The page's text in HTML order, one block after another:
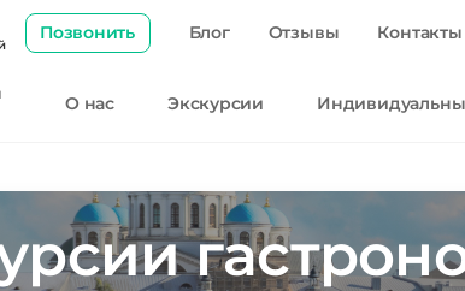
Позвонить Блог Отзывы Контакты
О нас Экскурсии